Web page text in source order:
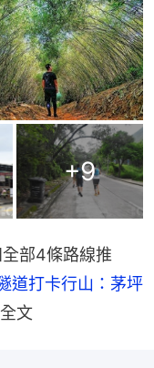
+9
部4條路線推
道打卡行山：茅坪
文